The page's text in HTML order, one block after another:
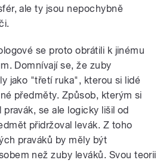
ale ty jsou nepochybně
se proto obrátili k jinému
Domnívají se, že zuby
jako "třetí ruka", kterou si lidé
předměty. Způsob, kterým si
se ale logicky lišil od
přidržoval levák. Z toho
praváků by měly být
než zuby leváků. Svou teorii